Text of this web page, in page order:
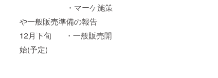
・マーケ施策
や一般販売準備の報告
12月下旬 ・一般販売開
始(予定)